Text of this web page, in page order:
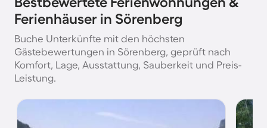
Ferienhäuser in Sörenberg
Buche Unterkünfte mit den höchsten
Gästebewertungen in Sörenberg, geprüft nach
Komfort, Lage, Ausstattung, Sauberkeit und Preis-
Leistung.